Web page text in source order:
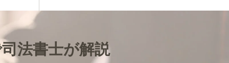
法書士が解説